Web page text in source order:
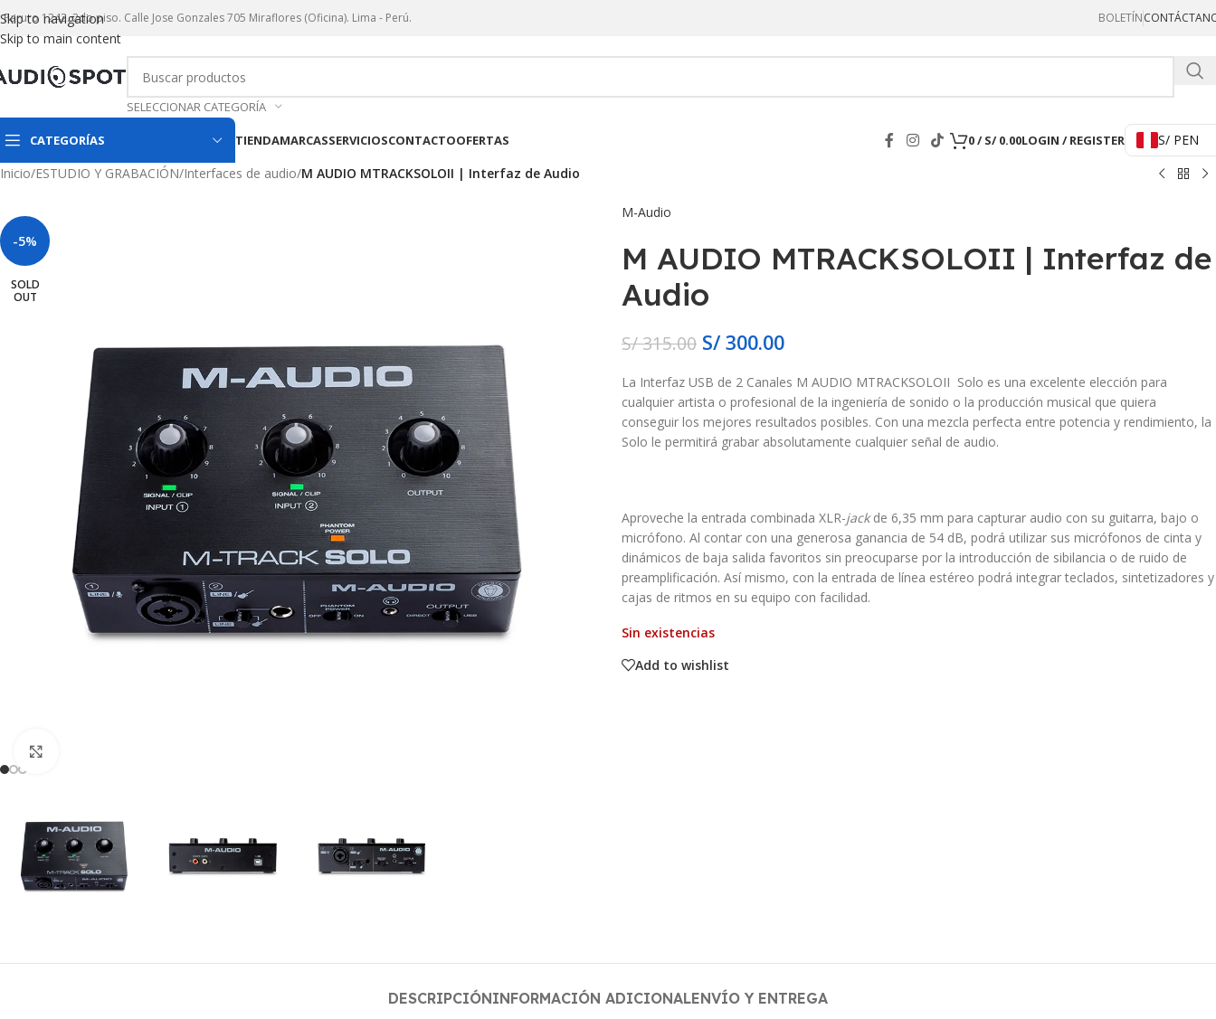
Skip to navigation
Skip to main content
Paruro 1242. 2do piso. Calle Jose Gonzales 705 Miraflores (Oficina). Lima - Perú. BOLETÍN
SELECCIONAR CATEGORÍA
CATEGORÍAS TIENDAMARCASSERVICIOSCONTACTOOFERTAS 0/ S/0.00LOGIN / REGISTER
S/ PEN
Inicio/ESTUDIO Y GRABACIÓN/Interfaces de audio/M AUDIO MTRACKSOLOII | Interfaz de Audio
-5%
SOLD
OUT
M-Audio
M AUDIO MTRACKSOLOII | Interfaz de
Audio
S/315.00 S/300.00
La Interfaz USB de 2 Canales M AUDIO MTRACKSOLOII Solo es una excelente elección para
cualquier artista o profesional de la ingeniería de sonido o la producción musical que quiera
conseguir los mejores resultados posibles. Con una mezcla perfecta entre potencia y rendimiento, la
Solo le permitirá grabar absolutamente cualquier señal de audio.
Aproveche la entrada combinada XLR-jackde 6,35 mm para capturar audio con su guitarra, bajo o
micrófono. Al contar con una generosa ganancia de 54 dB, podrá utilizar sus micrófonos de cinta y
dinámicos de baja salida favoritos sin preocuparse por la introducción de sibilancia o de ruido de
preamplificación. Así mismo, con la entrada de línea estéreo podrá integrar teclados, sintetizadores y
cajas de ritmos en su equipo con facilidad.
Sin existencias
Add to wishlist
DESCRIPCIÓNINFORMACIÓN ADICIONALENVÍO Y ENTREGA